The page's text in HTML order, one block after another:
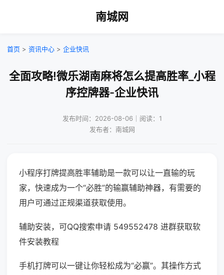
南城网
首页 > 资讯中心 > 企业快讯
全面攻略!微乐湖南麻将怎么提高胜率_小程
序控牌器-企业快讯
发布时间：2026-08-06｜阅读：1
发布者：南城网
小程序打牌提高胜率辅助是一款可以让一直输的玩
家，快速成为一个“必胜”的输赢辅助神器，有需要的
用户可通过正规渠道获取使用。
辅助安装，可QQ搜索申请 549552478 进群获取软
件安装教程
手机打牌可以一键让你轻松成为“必赢”。其操作方式